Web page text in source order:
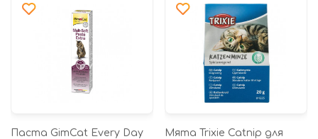
Паста GimCat Every Day
Мята Trixie Catnip для